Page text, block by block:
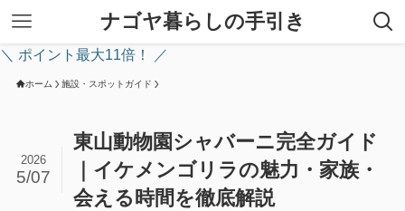
ナゴヤ暮らしの手引き
＼ ポイント最大11倍！ ／
ホーム 施設・スポットガイド
東山動物園シャバーニ完全ガイド
｜イケメンゴリラの魅力・家族・
会える時間を徹底解説
2026
5/07